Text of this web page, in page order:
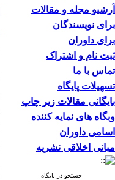
آرشیو مجله و مقالات
برای نویسندگان
برای داوران
ثبت نام و اشتراک
تماس با ما
تسهیلات پایگاه
بایگانی مقالات زیر چاپ
وبگاه های نمایه کننده
اسامی داوران
مبانی اخلاقی نشریه
جستجو در پایگاه